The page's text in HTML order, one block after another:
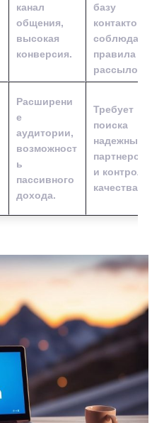
канал
общения,
высокая
конверсия.
базу
контактов и
соблюдать
правила
рассылок.
Расширени
е
аудитории,
возможност
ь
пассивного
дохода.
Требует
поиска
надежных
партнеров
и контроля
качества.